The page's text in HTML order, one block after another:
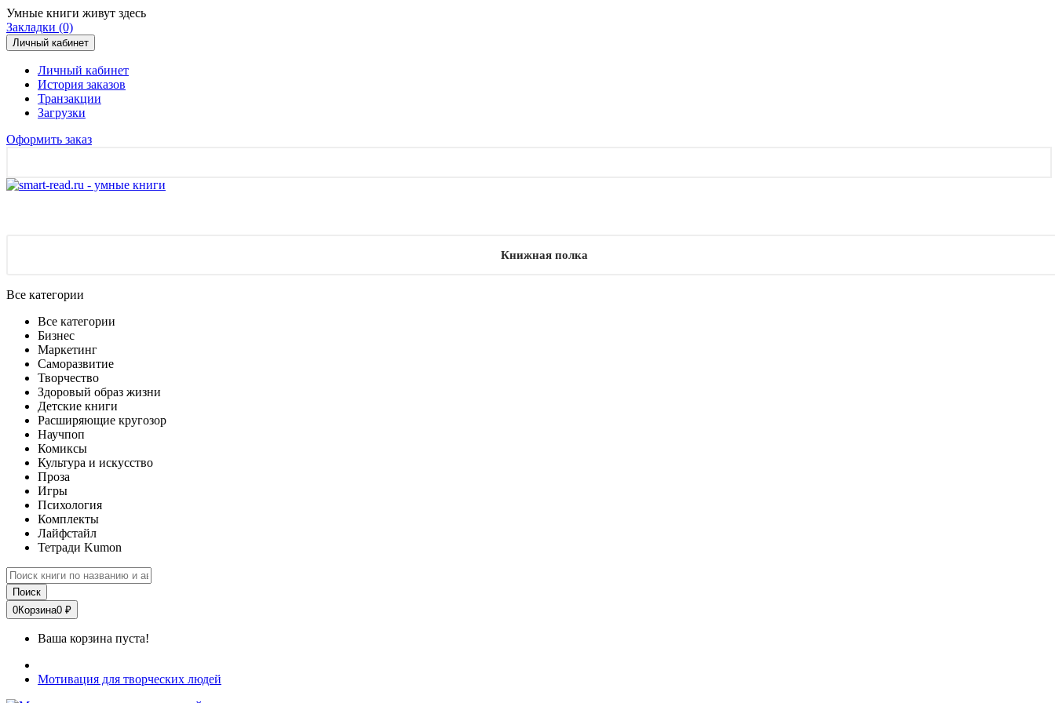
Умные книги живут здесь
Закладки (0)
Личный кабинет
Личный кабинет
История заказов
Транзакции
Загрузки
Оформить заказ
Книжная полка
Все категории
Все категории
Бизнес
Маркетинг
Саморазвитие
Творчество
Здоровый образ жизни
Детские книги
Расширяющие кругозор
Научпоп
Комиксы
Культура и искусство
Проза
Игры
Психология
Комплекты
Лайфстайл
Тетради Kumon
Поиск
0Корзина0 ₽
Ваша корзина пуста!
Мотивация для творческих людей